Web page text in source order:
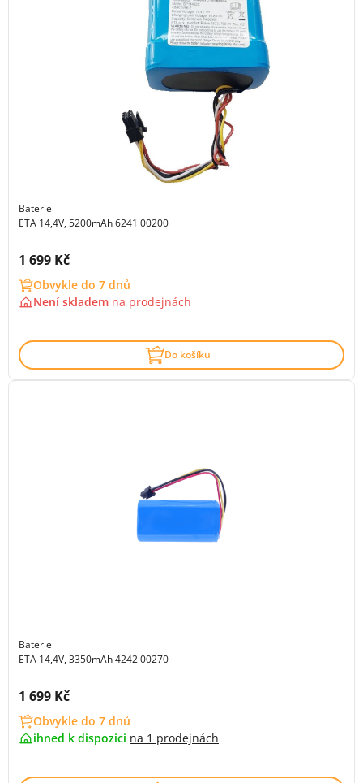
Baterie
ETA 14,4V, 5200mAh 6241 00200
Cena s DPH:
1 699 Kč
Obvykle do 7 dnů
Není skladem na prodejnách
Do košíku
Baterie
ETA 14,4V, 3350mAh 4242 00270
Cena s DPH:
1 699 Kč
Obvykle do 7 dnů
ihned k dispozici na 1 prodejnách